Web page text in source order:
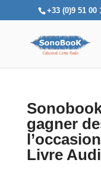
+33 (0)9 51 00
gagner
Livre